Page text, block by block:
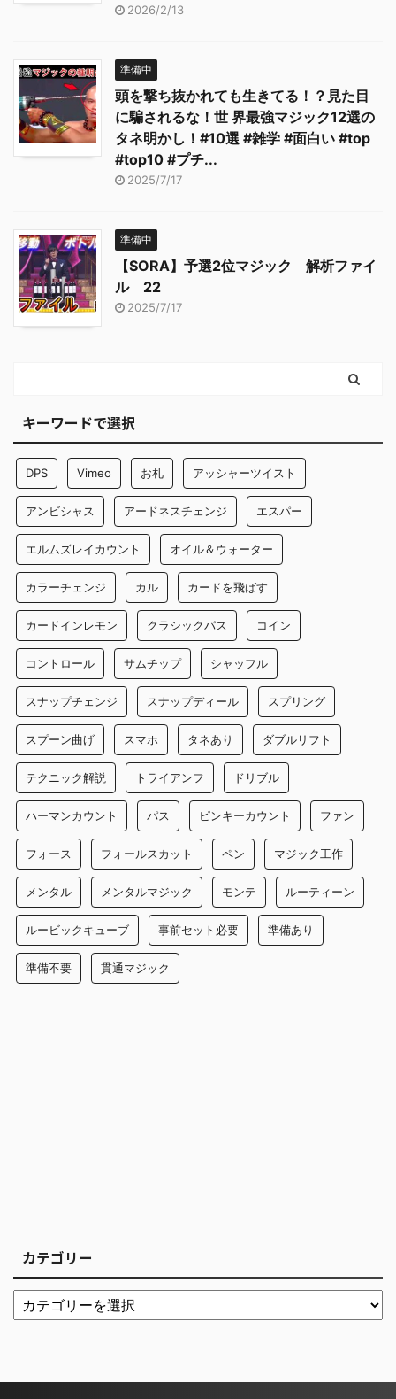
2026/2/13
準備中
頭を撃ち抜かれても生きてる！？見た目
に騙されるな！世 界最強マジック12選の
タネ明かし！#10選 #雑学 #面白い #top
#top10 #プチ...
2025/7/17
準備中
【SORA】予選2位マジック 解析ファイ
ル 22
2025/7/17
キーワードで選択
DPS Vimeo お札 アッシャーツイスト
アンビシャス アードネスチェンジ エスパー
エルムズレイカウント オイル＆ウォーター
カラーチェンジ カル カードを飛ばす
カードインレモン クラシックパス コイン
コントロール サムチップ シャッフル
スナップチェンジ スナップディール スプリング
スプーン曲げ スマホ タネあり ダブルリフト
テクニック解説 トライアンフ ドリブル
ハーマンカウント パス ピンキーカウント ファン
フォース フォールスカット ペン マジック工作
メンタル メンタルマジック モンテ ルーティーン
ルービックキューブ 事前セット必要 準備あり
準備不要 貫通マジック
カテゴリー